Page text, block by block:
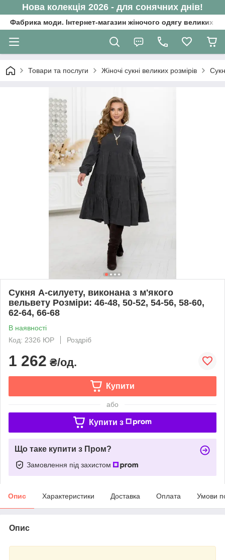
Нова колекція 2026 - для сонячних днів!
Фабрика моди. Інтернет-магазин жіночого одягу великих
Товари та послуги Жіночі сукні великих розмірів
Сукня А-силуету, виконана з м'якого
вельвету Розміри: 46-48, 50-52, 54-56, 58-60,
62-64, 66-68
В наявності
Код: 2326 ЮР
Роздріб
1 262 ₴/од.
Купити
або
Купити з
Що таке купити з Пром?
Замовлення під захистом
Опис Характеристики Доставка Оплата Умови
Опис